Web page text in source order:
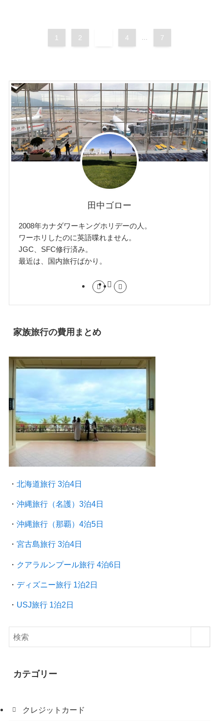
1 2 4 7
田中ゴロー
2008年カナダワーキングホリデーの人。
ワーホリしたのに英語喋れません。
JGC、SFC修行済み。
最近は、国内旅行ばかり。
家族旅行の費用まとめ
・ 北海道旅行 3泊4日
・ 沖縄旅行（名護）3泊4日
・ 沖縄旅行（那覇）4泊5日
・ 宮古島旅行 3泊4日
・ クアラルンプール旅行 4泊6日
・ ディズニー旅行 1泊2日
・ USJ旅行 1泊2日
カテゴリー
クレジットカード